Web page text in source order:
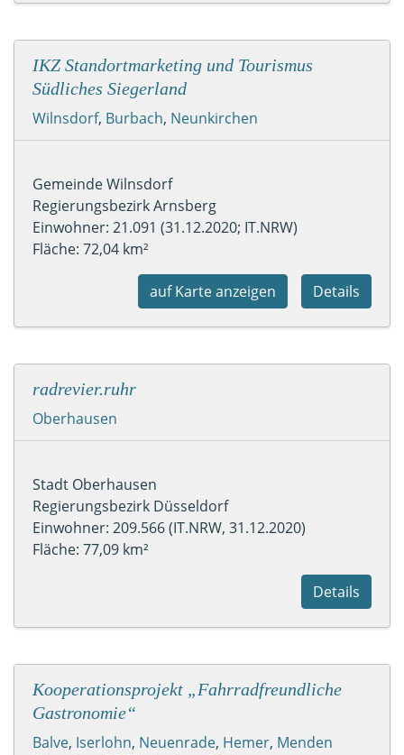
IKZ Standortmarketing und Tourismus
Südliches Siegerland
Wilnsdorf, Burbach, Neunkirchen
Gemeinde Wilnsdorf
Regierungsbezirk Arnsberg
Einwohner: 21.091 (31.12.2020; IT.NRW)
Fläche: 72,04 km²
Details
auf Karte anzeigen
radrevier.ruhr
Oberhausen
Stadt Oberhausen
Regierungsbezirk Düsseldorf
Einwohner: 209.566 (IT.NRW, 31.12.2020)
Fläche: 77,09 km²
Details
Kooperationsprojekt „Fahrradfreundliche
Gastronomie“
Balve, Iserlohn, Neuenrade, Hemer, Menden